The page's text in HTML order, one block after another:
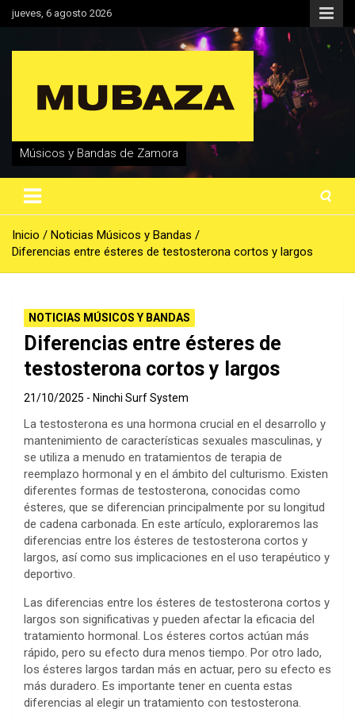
Saltarjueves, 6 agosto 2026
Músicos y Bandas de Zamora
Inicio
Noticias Músicos y Bandas
Diferencias entre ésteres de testosterona cortos y largos
NOTICIAS MÚSICOS Y BANDAS
Diferencias entre ésteres de
testosterona cortos y largos
21/10/2025 Ninchi Surf System
La testosterona es una hormona crucial en el desarrollo y
mantenimiento de características sexuales masculinas, y
se utiliza a menudo en tratamientos de terapia de
reemplazo hormonal y en el ámbito del culturismo. Existen
diferentes formas de testosterona, conocidas como
ésteres, que se diferencian principalmente por su longitud
de cadena carbonada. En este artículo, exploraremos las
diferencias entre los ésteres de testosterona cortos y
largos, así como sus implicaciones en el uso terapéutico y
deportivo.
Las diferencias entre los ésteres de testosterona cortos y
largos son significativas y pueden afectar la eficacia del
tratamiento hormonal. Los ésteres cortos actúan más
rápido, pero su efecto dura menos tiempo. Por otro lado,
los ésteres largos tardan más en actuar, pero su efecto es
más duradero. Es importante tener en cuenta estas
diferencias al elegir un tratamiento con testosterona.